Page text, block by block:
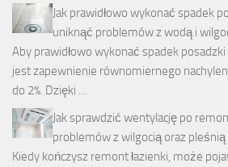
Jak prawidłowo wykonać spadek
uniknąć problemów z wodą i
Aby prawidłowo wykonać spadek posadzki
jest zapewnienie równomiernego
do 2%. Dzięki …
Jak sprawdzić wentylację po
problemów z wilgocią oraz pleśnią
Kiedy kończysz remont łazienki, może